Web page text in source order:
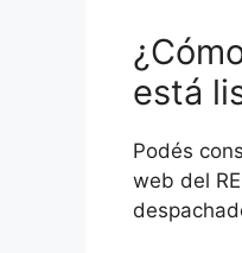
está
Podés
web del